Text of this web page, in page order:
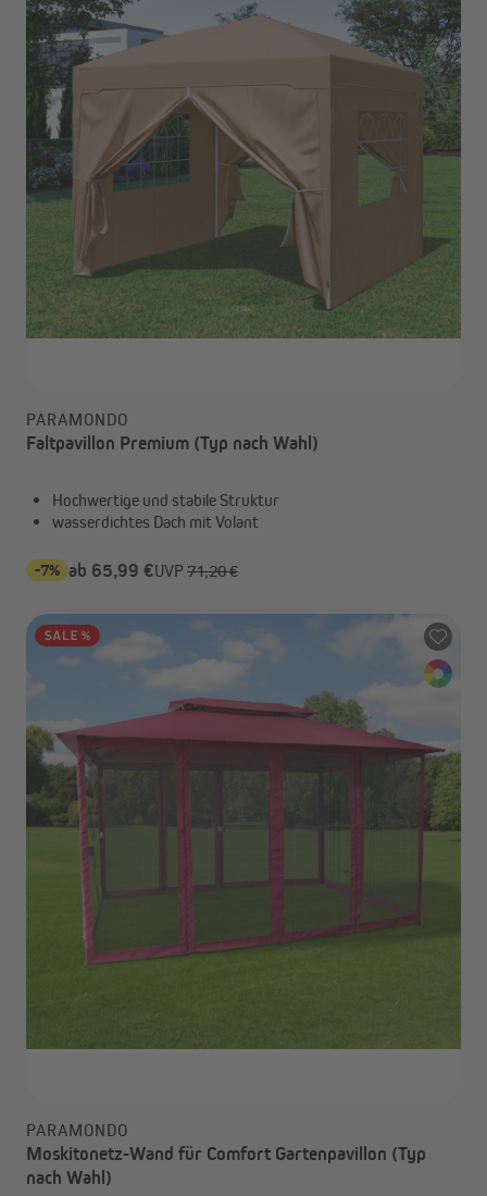
PARAMONDO
Faltpavillon Premium (Typ nach Wahl)
Hochwertige und stabile Struktur
wasserdichtes Dach mit Volant
-7% ab 65,99 €UVP 71,20 €
PARAMONDO
Moskitonetz-Wand für Comfort Gartenpavillon (Typ
nach Wahl)